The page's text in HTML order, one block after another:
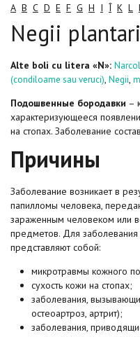
A B C D E F G H I Î K L
Negii plantari
Alte boli cu litera «N»:
(condiloame sau veruci), Negii,
Подошвенные бородавки –
характеризующееся
на стопах. Заболевание
Причины
Заболевание возникает в
папилломы человека,
зараженным человеком или
предметов. Для
представляют собой:
микротравмы кожного
сухость кожи на стопах;
заболевания,
остеоартроз, артрит);
заболевания,